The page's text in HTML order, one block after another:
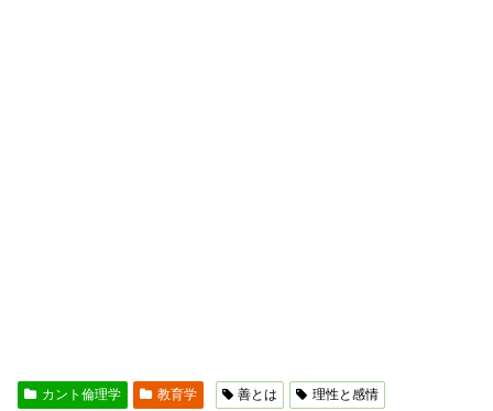
カント倫理学 教育学 善とは 理性と感情